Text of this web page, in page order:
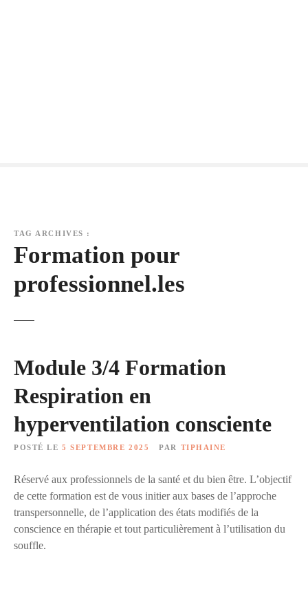
TAG ARCHIVES :
Formation pour
professionnel.les
Module 3/4 Formation
Respiration en
hyperventilation consciente
POSTÉ LE 5 SEPTEMBRE 2025 PAR TIPHAINE
Réservé aux professionnels de la santé et du bien être. L’objectif
de cette formation est de vous initier aux bases de l’approche
transpersonnelle, de l’application des états modifiés de la
conscience en thérapie et tout particulièrement à l’utilisation du
souffle.